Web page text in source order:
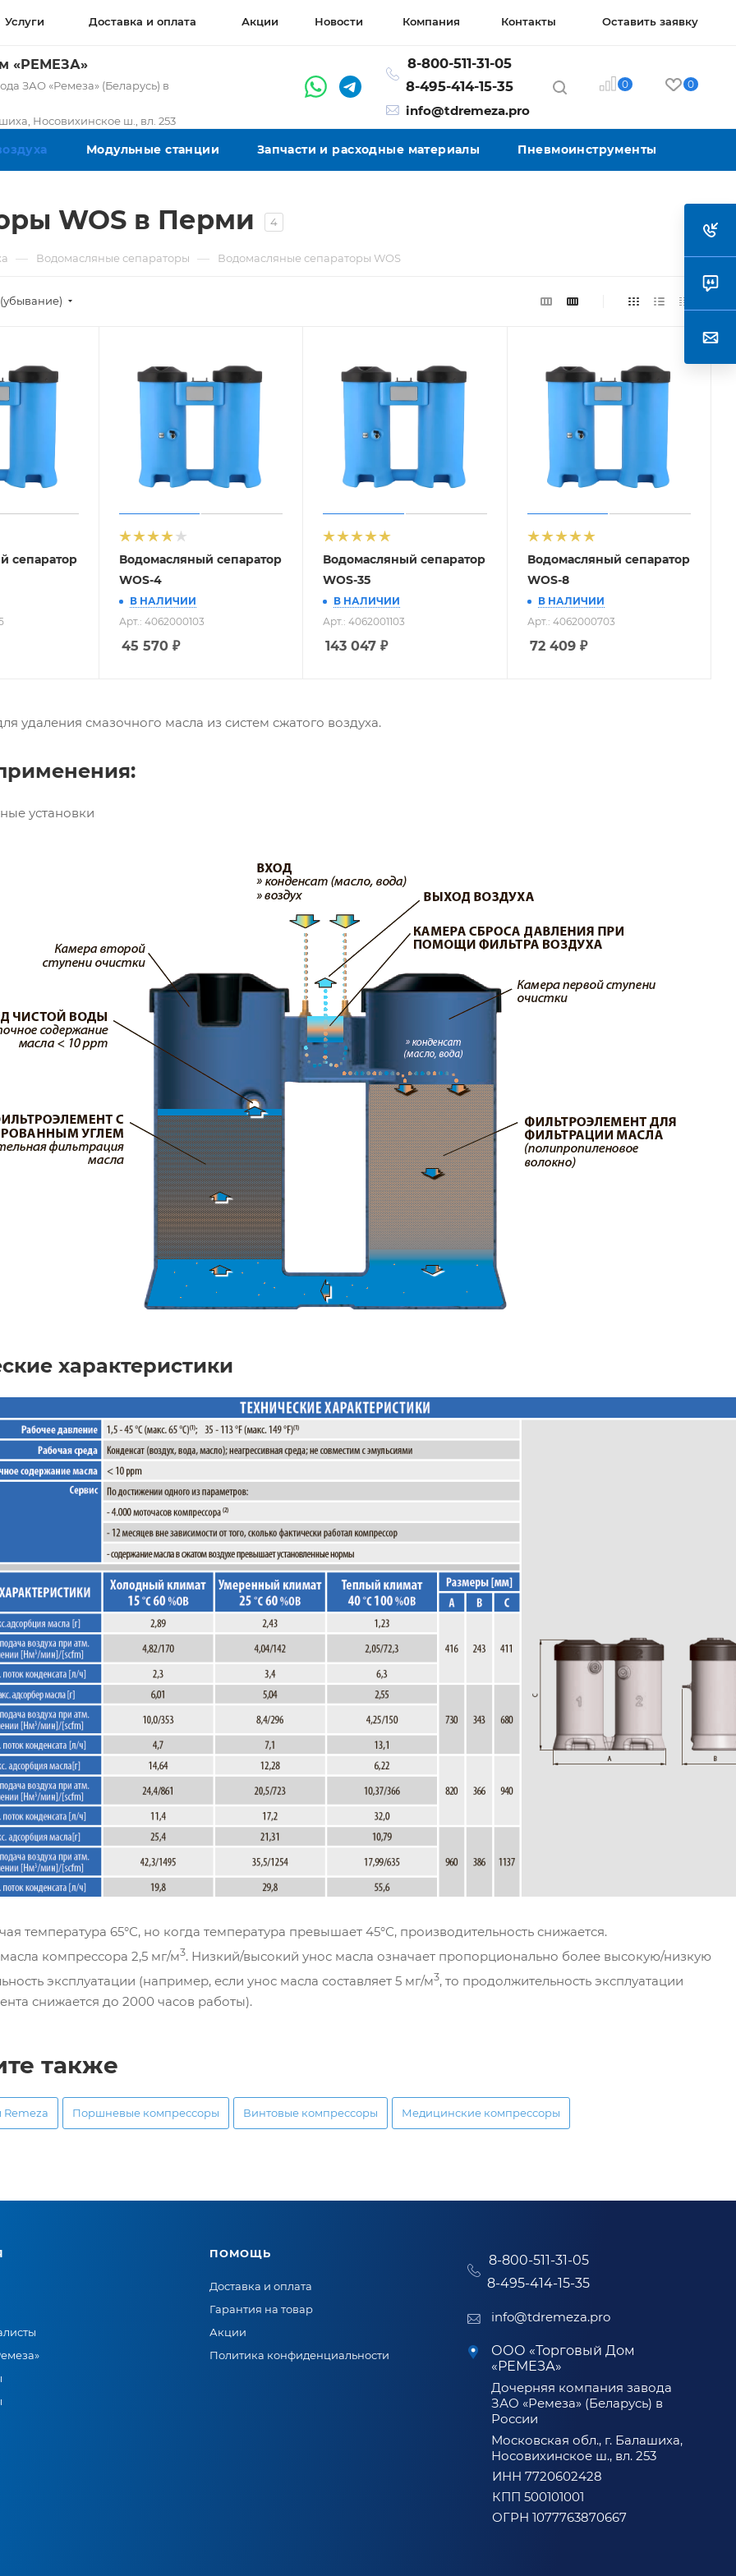
Услуги Доставка и оплата Акции Новости Компания Контакты Оставить заявку
«РЕМЕЗА»
ЗАО «Ремеза» (Беларусь) в
Носовихинское ш., вл. 253
8-800-511-31-05
8-495-414-15-35
info@tdremeza.pro
0 0
Модульные станции Запчасти и расходные материалы Пневмоинструменты
WOS в Перми 4
— Водомасляные сепараторы — Водомасляные сепараторы WOS
сепаратор
Водомасляный сепаратор
WOS-4
В НАЛИЧИИ
Арт.: 4062000103
45 570₽
Водомасляный сепаратор
WOS-35
В НАЛИЧИИ
Арт.: 4062001103
143 047 ₽
Водомасляный сепаратор
WOS-8
В НАЛИЧИИ
Арт.: 4062000703
72 409₽
удаления смазочного масла из систем сжатого воздуха.
установки
характеристики
температура 65°С, но когда температура превышает 45°С, производительность снижается.
компрессора 2,5 мг/м3. Низкий/высокий унос масла означает пропорционально более высокую/низкую
эксплуатации (например, если унос масла составляет 5 мг/м3, то продолжительность эксплуатации
снижается до 2000 часов работы).
также
Поршневые компрессоры Винтовые компрессоры Медицинские компрессоры
ПОМОЩЬ
Доставка и оплата
Гарантия на товар
Акции
Политика конфиденциальности
8-800-511-31-05
8-495-414-15-35
info@tdremeza.pro
ООО «Торговый Дом
«РЕМЕЗА»
Дочерняя компания завода
ЗАО «Ремеза» (Беларусь) в
России
Московская обл., г. Балашиха,
Носовихинское ш., вл. 253
ИНН 7720602428
КПП 500101001
ОГРН 1077763870667